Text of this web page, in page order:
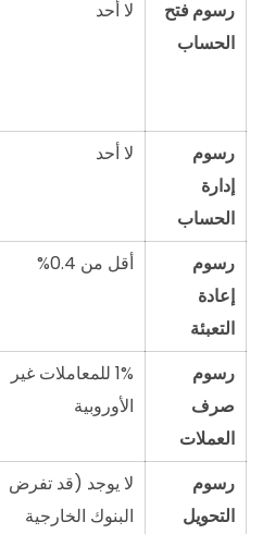
رسوم فتح
الحساب
لا أحد
رسوم
إدارة
الحساب
لا أحد
رسوم
إعادة
التعبئة
أقل من 0.4%
رسوم
صرف
العملات
1% للمعاملات غير
الأوروبية
رسوم
التحويل
لا يوجد (قد تفرض
البنوك الخارجية